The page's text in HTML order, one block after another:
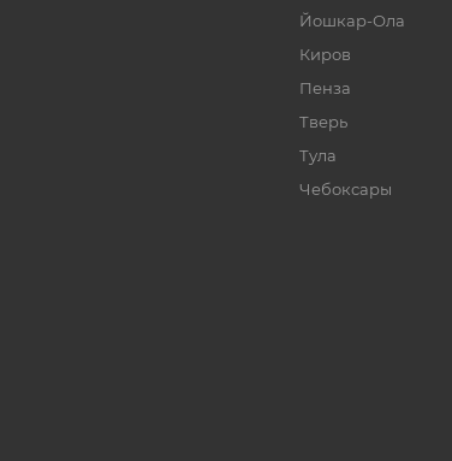
Йошкар-Ола
Киров
Пенза
Тверь
Тула
Чебоксары